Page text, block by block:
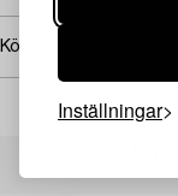
Inställningar
Köpinformation